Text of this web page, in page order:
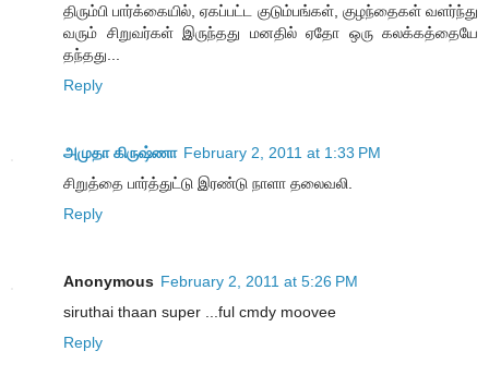
திரும்பி பார்க்கையில், ஏகப்பட்ட குடும்பங்கள், குழந்தைகள் வளர்ந்து
வரும் சிறுவர்கள் இருந்தது மனதில் ஏதோ ஒரு கலக்கத்தையே
தந்தது...
Reply
அமுதா கிருஷ்ணா February 2, 2011 at 1:33 PM
சிறுத்தை பார்த்துட்டு இரண்டு நாளா தலைவலி.
Reply
Anonymous February 2, 2011 at 5:26 PM
siruthai thaan super ...ful cmdy moovee
Reply